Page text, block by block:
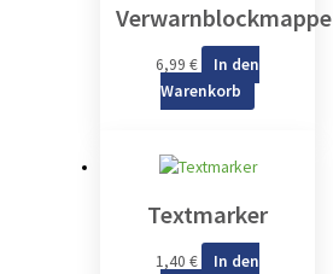
Verwarnblockmappe
6,99 €
In den
Warenkorb
Textmarker
1,40 €
In den